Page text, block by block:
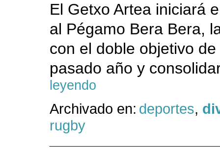
El Getxo Artea iniciará
al Pégamo Bera Bera,
con el doble objetivo
pasado año y
leyendo
Archivado en: deportes,
rugby